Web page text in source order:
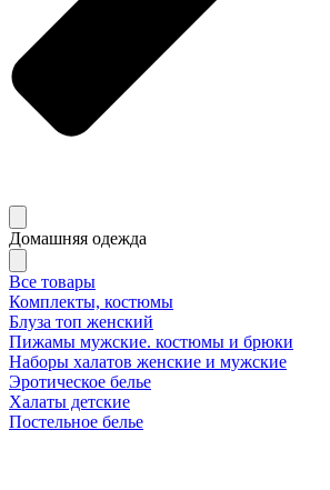
Домашняя одежда
Все товары
Комплекты, костюмы
Блуза топ женский
Пижамы мужские. костюмы и брюки
Наборы халатов женские и мужские
Эротическое белье
Халаты детские
Постельное белье